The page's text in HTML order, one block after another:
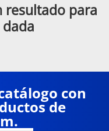
resultado para
con
de